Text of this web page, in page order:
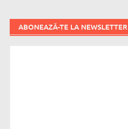
ABONEAZĂ-TE LA NEWSLETTER